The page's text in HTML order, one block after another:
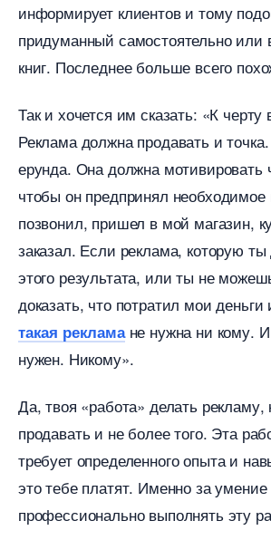
информирует клиентов и тому
придуманный самостоятельно или
книг. Последнее больше всего
Так и хочется им сказать: «К черту
Реклама должна продавать и
ерунда. Она должна мотивировать
чтобы он предпринял
позвонил, пришел в мой магазин,
заказал. Если реклама, которую
этого результата, или ты не
доказать, что потратил мои
такая рекламане нужна ни кому.
нужен. Никому».
Да, твоя «работа» делать рекламу,
продавать и не более того. Эта
требует определенного опыта и
это тебе платят. Именно за умение
профессионально выполнять эту